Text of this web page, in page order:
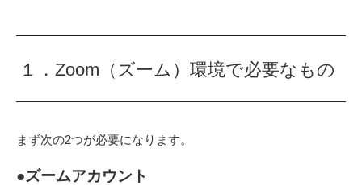
１．Zoom（ズーム）環境で必要なもの
まず次の2つが必要になります。
●ズームアカウント